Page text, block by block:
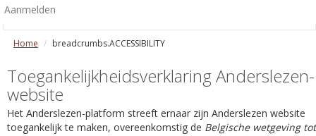
Aanmelden
Home breadcrumbs.ACCESSIBILITY
Toegankelijkheidsverklaring Anderslezen-
website
Het Anderslezen-platform streeft ernaar zijn Anderslezen website
toegankelijk te maken, overeenkomstig de Belgische wetgeving tot